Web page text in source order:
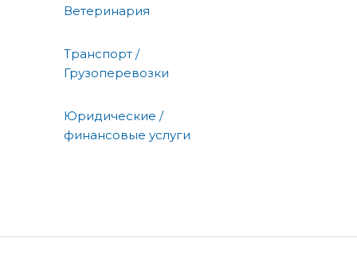
Ветеринария
Транспорт /
Грузоперевозки
Юридические /
финансовые услуги